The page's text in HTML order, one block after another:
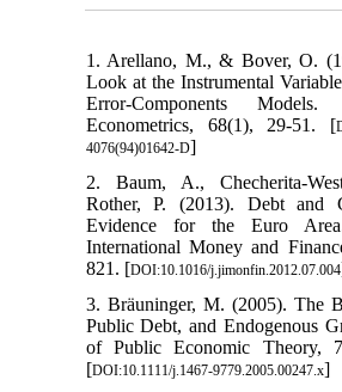
1. Arellano, M., & Bover, O.
Look at the Instrumental
Error-Components
Econometrics, 68(1), 29-51. [
4076(94)01642-D]
2. Baum, A., Checherita-
Rother, P. (2013). Debt and
Evidence for the Euro
International Money and
821. [DOI:10.1016/j.jimonfin.2012.07.004
3. Bräuninger, M. (2005). The
Public Debt, and Endogenous
of Public Economic Theory,
[DOI:10.1111/j.1467-9779.2005.00247.x]